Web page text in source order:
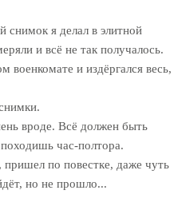
снимок я делал в элитной
и всё не так получалось.
военкомате и издёргался весь,
вроде. Всё должен быть
час-полтора.
пришел по повестке, даже чуть
но не прошло...